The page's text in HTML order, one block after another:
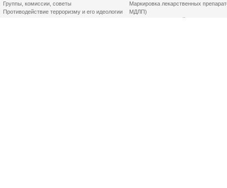
Группы, комиссии, советы
Противодействие терроризму и его идеологии
Маркировка лекарственных
МДЛП)
Программа «Земский доктор»